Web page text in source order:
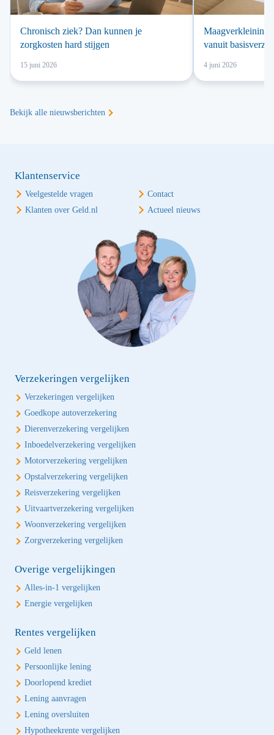
Chronisch ziek? Dan kunnen je
zorgkosten hard stijgen
15 juni 2026
Maagverkleining
vanuit
4 juni 2026
Bekijk alle nieuwsberichten
Klantenservice
Veelgestelde vragen
Contact
Klanten over Geld.nl
Actueel nieuws
Verzekeringen vergelijken
Verzekeringen vergelijken
Goedkope autoverzekering
Dierenverzekering vergelijken
Inboedelverzekering vergelijken
Motorverzekering vergelijken
Opstalverzekering vergelijken
Reisverzekering vergelijken
Uitvaartverzekering vergelijken
Woonverzekering vergelijken
Zorgverzekering vergelijken
Overige vergelijkingen
Alles-in-1 vergelijken
Energie vergelijken
Rentes vergelijken
Geld lenen
Persoonlijke lening
Doorlopend krediet
Lening aanvragen
Lening oversluiten
Hypotheekrente vergelijken